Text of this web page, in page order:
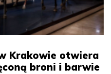
Krakowie otwiera
broni i barwie